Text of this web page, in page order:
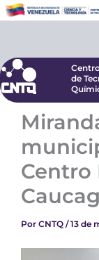
al
de
de
Centro
Por CNTQ /13 de